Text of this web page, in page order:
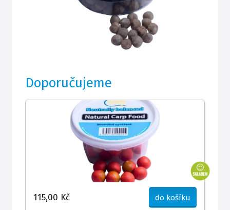
Doporučujeme
115,00 Kč do košíku